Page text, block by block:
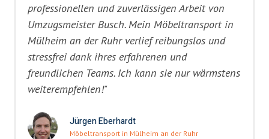
professionellen und zuverlässigen Arbeit von
Umzugsmeister Busch. Mein Möbeltransport in
Mülheim an der Ruhr verlief reibungslos und
stressfrei dank ihres erfahrenen und
freundlichen Teams. Ich kann sie nur wärmstens
weiterempfehlen!"
Jürgen Eberhardt
Möbeltransport in Mülheim an der Ruhr